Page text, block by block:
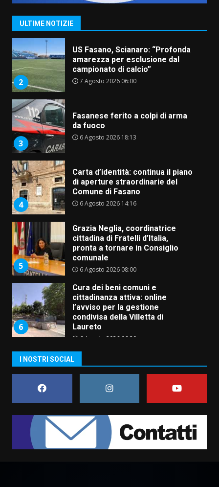
ULTIME NOTIZIE
2
US Fasano, Scianaro: “Profonda
amarezza per esclusione dal
7 Agosto 2026 06:00
3
Fasanese ferito a colpi di arma
4
Carta d’identità: continua il piano
6 Agosto 2026 14:16
5
Grazia Neglia, coordinatrice
cittadina di Fratelli d’Italia,
comunale
6 Agosto 2026 08:00
Cura dei beni comuni e
cittadinanza attiva: online
l’avviso per la gestione
condivisa della Villetta di
Laureto
6 Agosto 2026 06:20
7
La magia del Minareto e la prima
assoluta de “L’Albergo
1
Rivoluzione”: nuovo
7 Agosto 2026 06:05
US Fasano, Scianaro: “Profonda
I NOSTRI SOCIAL